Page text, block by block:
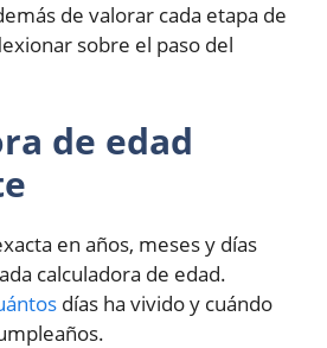
de valorar cada etapa de
sobre el paso del
de edad
en años, meses y días
calculadora de edad.
días ha vivido y cuándo